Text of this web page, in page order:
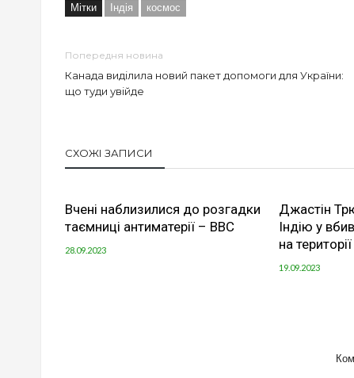
Мітки Індія космос
Попередня новина
Канада виділила новий пакет допомоги для України:
що туди увійде
СХОЖІ ЗАПИСИ
Вчені наблизилися до розгадки
таємниці антиматерії – ВВС
28.09.2023
Джастін
Індію у
на
19.09.2023